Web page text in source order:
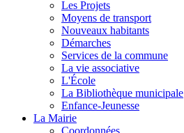
Les Projets
Moyens de transport
Nouveaux habitants
Démarches
Services de la commune
La vie associative
L'École
La Bibliothèque municipale
Enfance-Jeunesse
La Mairie
Coordonnées